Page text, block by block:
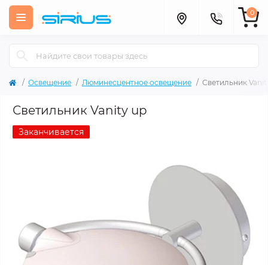
0
Освещение Люминесцентное освещение Светильник
Светильник Vanity up
Заканчивается